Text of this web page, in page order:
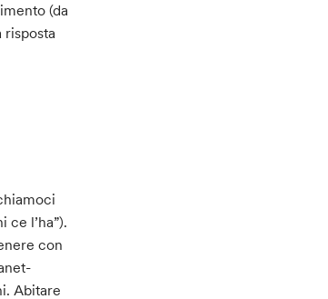
(da
risposta
ce l’ha”).
con
Abitare